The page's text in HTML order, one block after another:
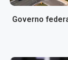
Governo